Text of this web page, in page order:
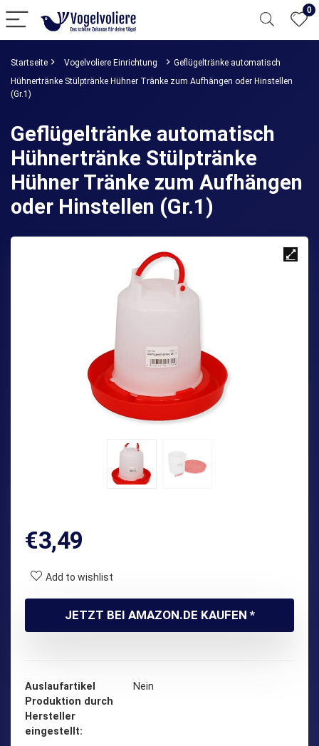
0
Startseite Vogelvoliere Einrichtung
Geflügeltränke automatisch
Hühnertränke Stülptränke Hühner Tränke zum Aufhängen oder Hinstellen
(Gr.1)
Geflügeltränke automatisch
Hühnertränke Stülptränke
Hühner Tränke zum Aufhängen
oder Hinstellen (Gr.1)
€3,49
Add to wishlist
JETZT BEI AMAZON.DE KAUFEN *
Auslaufartikel
Produktion durch
Hersteller
eingestellt
‎Nein